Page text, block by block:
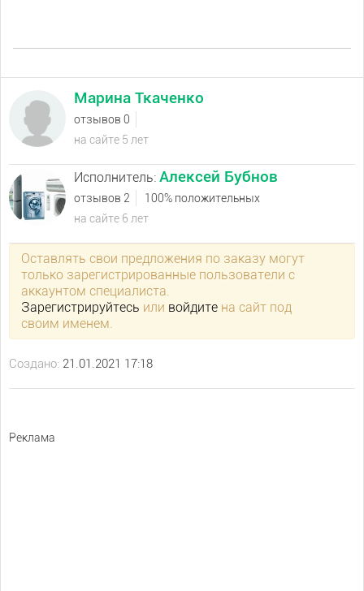
Марина Ткаченко
отзывов 0
на сайте 5 лет
Исполнитель: Алексей Бубнов
отзывов 2
100% положительных
на сайте 6 лет
Оставлять свои предложения по заказу могут
только зарегистрированные пользователи с
аккаунтом специалиста.
Зарегистрируйтесь или войдите на сайт под
своим именем.
Создано: 21.01.2021 17:18
Реклама